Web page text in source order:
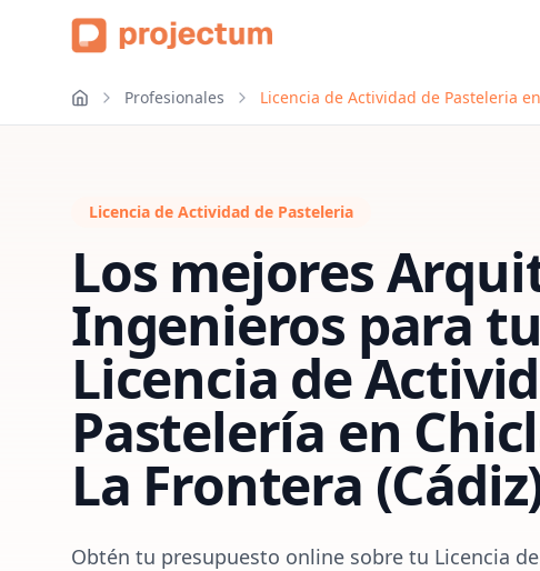
Profesionales Licencia de Actividad de Pasteleria
Licencia de Actividad de Pasteleria
Los mejores
Ingenieros para tu
Licencia de
Pastelería en
La Frontera
Obtén tu presupuesto online sobre tu Licencia